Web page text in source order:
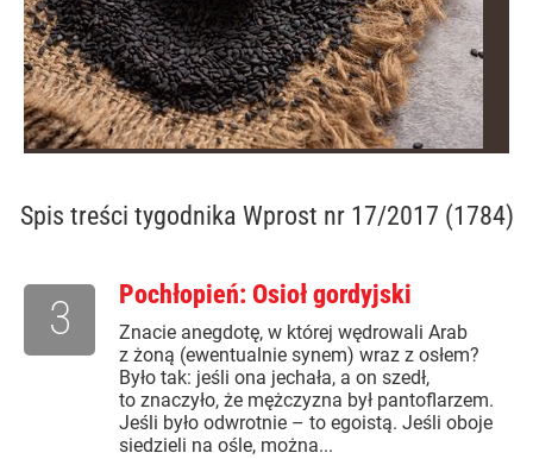
Spis treści tygodnika Wprost nr 17/2017 (1784)
Pochłopień: Osioł gordyjski
Znacie anegdotę, w której wędrowali Arab
z żoną (ewentualnie synem) wraz z osłem?
Było tak: jeśli ona jechała, a on szedł,
to znaczyło, że mężczyzna był pantoflarzem.
Jeśli było odwrotnie – to egoistą. Jeśli oboje
siedzieli na ośle, można...
3